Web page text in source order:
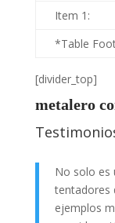
Item 1:
*Table
[divider_top]
metalero
No solo es
tentadores
ejemplos